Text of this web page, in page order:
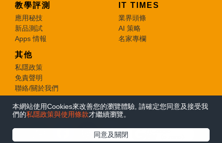
本網站使用Cookies來改善您的瀏覽體驗, 請確定您同意及接受我
們的私隱政策與使用條款才繼續瀏覽。
同意及關閉
教學評測
應用秘技
新品測試
Apps 情報
IT TIMES
業界頭條
AI 策略
名家專欄
其他
私隱政策
免責聲明
聯絡/關於我們
© 2026 e-zone. All Rights Reserved.